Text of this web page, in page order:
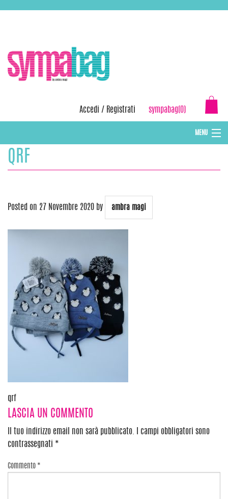
Accedi / Registrati sympabag(0)
MENU
CAPPELLI INVERNALI DONNA
QRF
Posted on 27 Novembre 2020 by ambra magi
Navigazione
articoli
qrf
LASCIA UN COMMENTO
Il tuo indirizzo email non sarà pubblicato.
I campi obbligatori sono
contrassegnati *
Commento *